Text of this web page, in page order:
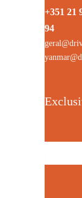
+351 21
94